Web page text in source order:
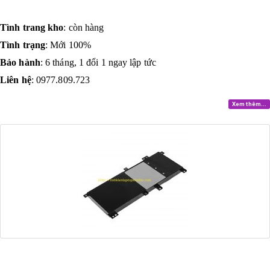
Tình trang kho: còn hàng
Tình trạng: Mới 100%
Bảo hành: 6 tháng, 1 đổi 1 ngay lập tức
Liên hệ: 0977.809.723
Xem thêm...